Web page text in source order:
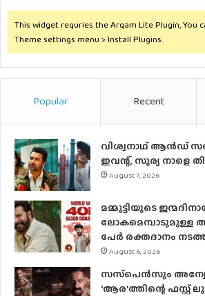
This widget requries the Arqam Lite Plugin, You
Theme settings menu > Install Plugins.
Popular Recent
വിശ്വനാഥ് ആന്‍ഡ്
ഇവന്റ്, സൂര്യ നാളെ
August 7, 2026
മമ്മൂട്ടിയുടെ
ലോകമെമ്പാടുമുള്ള
പേര്‍ രക്തദാനം
August 6, 2026
സസ്‌പെന്‍സും
‘ആര’ത്തിന്റെ ഫസ്റ്റ്